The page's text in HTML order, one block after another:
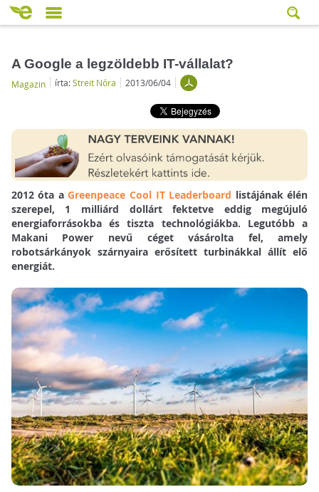
A Google a legzöldebb IT-vállalat?
Magazin írta:Streit Nóra 2013/06/04
2012 óta aGreenpeace Cool IT Leaderboard listájának élén
szerepel, 1 milliárd dollárt fektetve eddig megújuló
energiaforrásokba és tiszta technológiákba. Legutóbb a
Makani Power nevű céget vásárolta fel, amely
robotsárkányok szárnyaira erősített turbinákkal állít elő
energiát.